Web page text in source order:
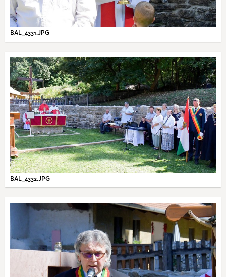
BAL_4331.JPG
BAL_4332.JPG